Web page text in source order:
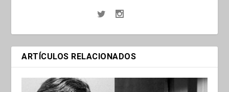
ARTÍCULOS RELACIONADOS